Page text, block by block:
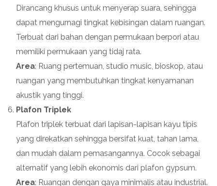
Dirancang khusus untuk menyerap suara, sehingga
dapat mengurnagi tingkat kebisingan dalam ruangan.
Terbuat dari bahan dengan permukaan berpori atau
memiliki permukaan yang tidaj rata.
Area: Ruang pertemuan, studio music, bioskop, atau
ruangan yang membutuhkan tingkat kenyamanan
akustik yang tinggi.
Plafon Triplek
Plafon triplek terbuat dari lapisan-lapisan kayu tipis
yang direkatkan sehingga bersifat kuat, tahan lama,
dan mudah dalam pemasangannya. Cocok sebagai
alternatif yang lebih ekonomis dari plafon gypsum.
Area: Ruangan dengan gaya minimalis atau industrial.